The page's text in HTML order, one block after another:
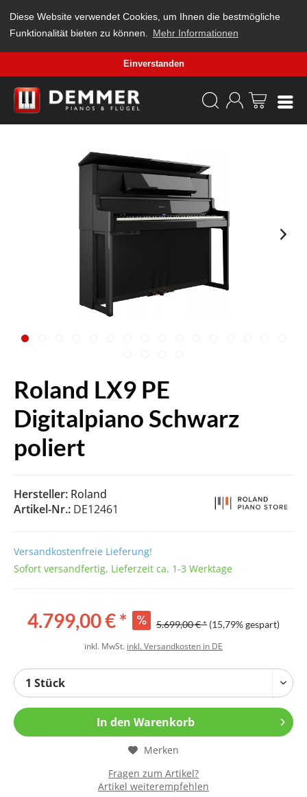
Diese Website verwendet Cookies, um Ihnen die bestmögliche
Funktionalität bieten zu können.
Mehr Informationen
Einverstanden
Roland LX9 PE
Digitalpiano Schwarz
poliert
Hersteller: Roland
Artikel-Nr.: DE12461
Versandkostenfreie Lieferung!
Sofort versandfertig, Lieferzeit ca. 1-3 Werktage
4.799,00 € * 5.699,00 € * (15,79% gespart)
inkl. MwSt. inkl. Versandkosten in DE
In den Warenkorb
Merken
Fragen zum Artikel?
Artikel weiterempfehlen